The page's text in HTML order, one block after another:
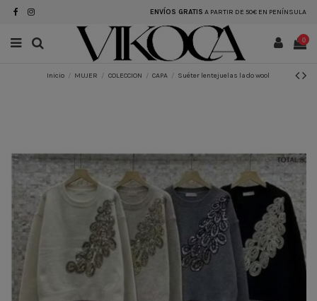
ENVÍOS GRATIS A PARTIR DE 50€ EN PENÍNSULA
0
Inicio MUJER COLECCION CAPA Suéter lentejuelas lado wool